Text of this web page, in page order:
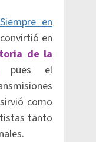
en
en
de la
pues el
como
tanto